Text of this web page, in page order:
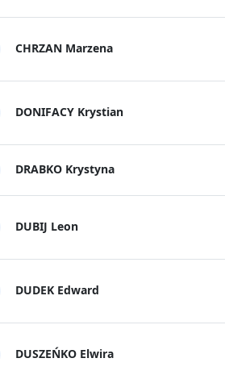
CHRZAN Marzena
DONIFACY Krystian
DRABKO Krystyna
DUBIJ Leon
DUDEK Edward
DUSZEŃKO Elwira